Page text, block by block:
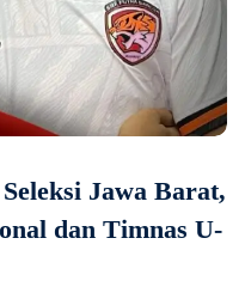
Jawa Barat,
dan Timnas U-